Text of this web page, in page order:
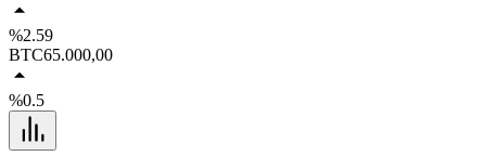
%2.59
BTC65.000,00
%0.5